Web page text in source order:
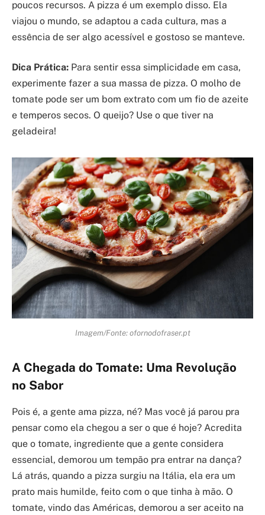
poucos recursos. A pizza é um exemplo disso. Ela
viajou o mundo, se adaptou a cada cultura, mas a
essência de ser algo acessível e gostoso se manteve.
Dica Prática: Para sentir essa simplicidade em casa,
experimente fazer a sua massa de pizza. O molho de
tomate pode ser um bom extrato com um fio de azeite
e temperos secos. O queijo? Use o que tiver na
geladeira!
Imagem/Fonte: ofornodofraser.pt
A Chegada do Tomate: Uma Revolução
no Sabor
Pois é, a gente ama pizza, né? Mas você já parou pra
pensar como ela chegou a ser o que é hoje? Acredita
que o tomate, ingrediente que a gente considera
essencial, demorou um tempão pra entrar na dança?
Lá atrás, quando a pizza surgiu na Itália, ela era um
prato mais humilde, feito com o que tinha à mão. O
tomate, vindo das Américas, demorou a ser aceito na